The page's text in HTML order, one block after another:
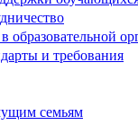
образовательной
и требования
семьям